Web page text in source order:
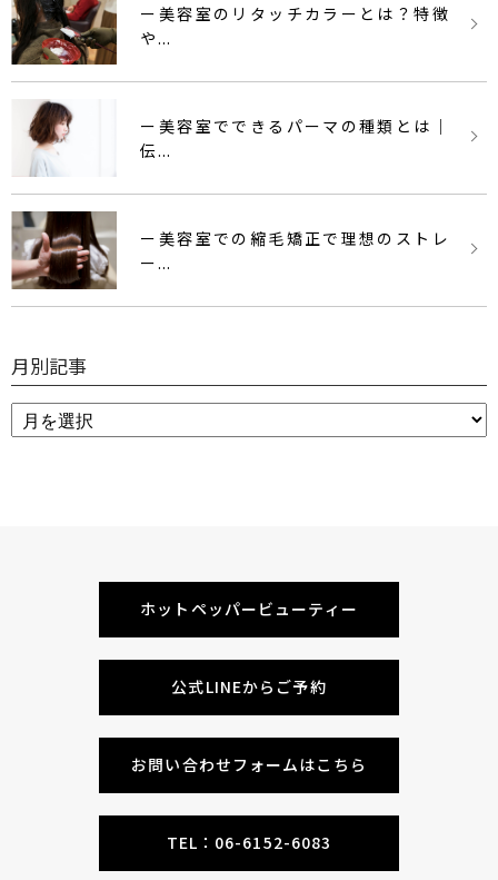
ー美容室のリタッチカラーとは？特徴
や...
ー美容室でできるパーマの種類とは｜
伝...
ー美容室での縮毛矯正で理想のストレ
ー...
月別記事
ホットペッパービューティー
公式LINEからご予約
お問い合わせフォームはこちら
TEL：06-6152-6083